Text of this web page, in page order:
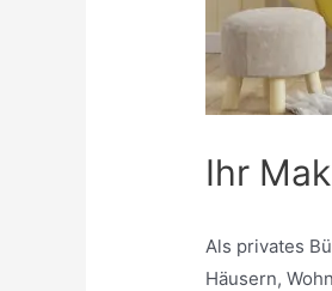
Ihr
Als privates
Häusern,